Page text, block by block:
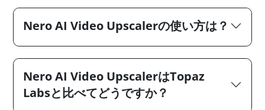
Nero AI Video Upscalerの使い方は？
Nero AI Video UpscalerはTopaz
Labsと比べてどうですか？